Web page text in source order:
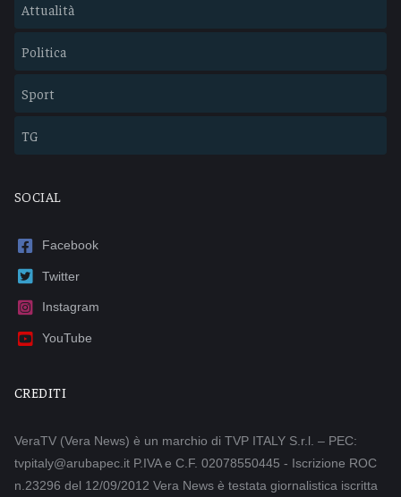
Attualità
Politica
Sport
TG
SOCIAL
Facebook
Twitter
Instagram
YouTube
CREDITI
VeraTV (Vera News) è un marchio di TVP ITALY S.r.l. – PEC:
tvpitaly@arubapec.it P.IVA e C.F. 02078550445 - Iscrizione ROC
n.23296 del 12/09/2012 Vera News è testata giornalistica iscritta